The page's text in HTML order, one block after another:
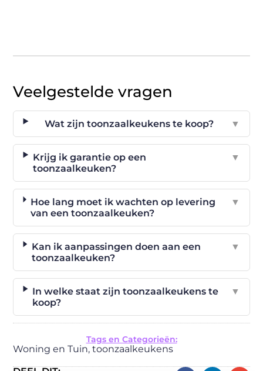
Veelgestelde vragen
Wat zijn toonzaalkeukens te koop? ▼
Krijg ik garantie op een
toonzaalkeuken?
▼
Hoe lang moet ik wachten op levering
van een toonzaalkeuken?
▼
Kan ik aanpassingen doen aan een
toonzaalkeuken?
▼
In welke staat zijn toonzaalkeukens te
koop?
▼
Tags en Categorieën:
Woning en Tuin,toonzaalkeukens